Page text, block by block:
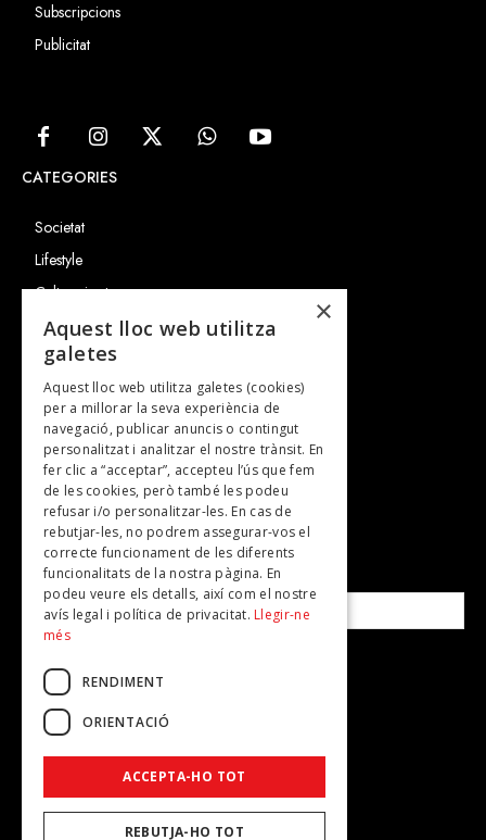
Subscripcions
Publicitat
CATEGORIES
Societat
Lifestyle
Cultura i art
Entrevistes
Gastronomia
TV
Plans per fer
Revistes
SUBSCRIU-TE A LA NOSTRA NEWSLETTER!
Correu electrònic*
Accepto lapolítica de privacitat
×
Aquest lloc web utilitza
galetes
Aquest lloc web utilitza galetes (cookies)
per a millorar la seva experiència de
navegació, publicar anuncis o contingut
personalitzat i analitzar el nostre trànsit. En
fer clic a “acceptar”, accepteu l’ús que fem
de les cookies, però també les podeu
refusar i/o personalitzar-les. En cas de
rebutjar-les, no podrem assegurar-vos el
correcte funcionament de les diferents
funcionalitats de la nostra pàgina. En
podeu veure els detalls, així com el nostre
avís legal i política de privacitat. Llegir-ne
més
RENDIMENT
ORIENTACIÓ
ACCEPTA-HO TOT
REBUTJA-HO TOT